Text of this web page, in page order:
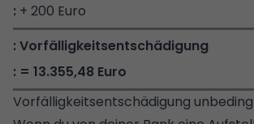
+ 200 Euro
Vorfälligkeitsentschädigung
= 13.355,48 Euro
Vorfälligkeitsentschädigung